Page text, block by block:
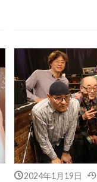
2024年1月19日